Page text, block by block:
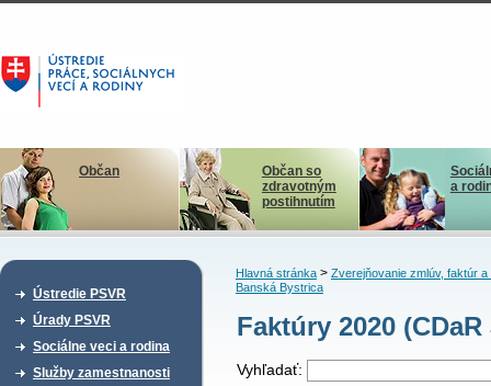
Občan
Občan so
zdravotným
postihnutím
a
Ústredie PSVR
Úrady PSVR
Sociálne veci a rodina
Služby zamestnanosti
Hlavná stránka> Zverejňovanie zmlúv, faktúr a
Banská Bystrica
Faktúry 2020
Vyhľadať: